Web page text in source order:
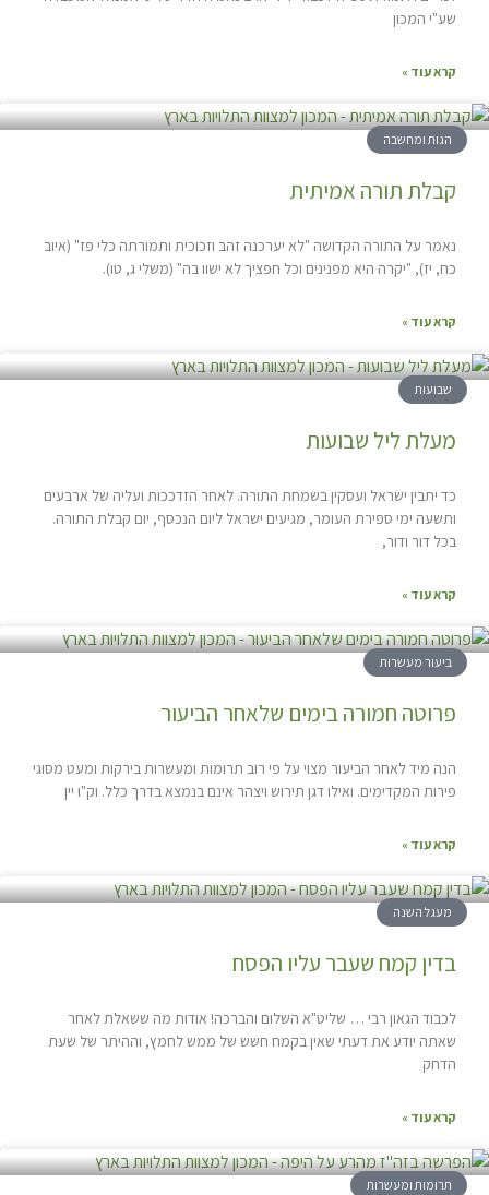
שע"י המכון
קרא עוד »
הגות ומחשבה
קבלת תורה אמיתית
נאמר על התורה הקדושה "לא יערכנה זהב וזכוכית ותמורתה כלי פז" (איוב
כח, יז), "יקרה היא מפנינים וכל חפציך לא ישוו בה" (משלי ג, טו).
קרא עוד »
שבועות
מעלת ליל שבועות
כד יתבין ישראל ועסקין בשמחת התורה. לאחר הזדככות ועליה של ארבעים
ותשעה ימי ספירת העומר, מגיעים ישראל ליום הנכסף, יום קבלת התורה.
בכל דור ודור,
קרא עוד »
ביעור מעשרות
פרוטה חמורה בימים שלאחר הביעור
הנה מיד לאחר הביעור מצוי על פי רוב תרומות ומעשרות בירקות ומעט מסוגי
פירות המקדימים. ואילו דגן תירוש ויצהר אינם בנמצא בדרך כלל. וק"ו יין
קרא עוד »
מעגל השנה
בדין קמח שעבר עליו הפסח
לכבוד הגאון רבי … שליט"א השלום והברכה! אודות מה ששאלת לאחר
שאתה יודע את דעתי שאין בקמח חשש של ממש לחמץ, וההיתר של שעת
הדחק
קרא עוד »
תרומות ומעשרות